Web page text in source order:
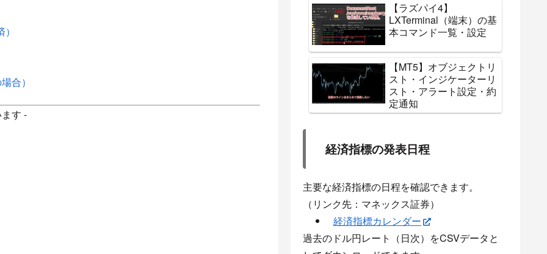
合）
す -
【ラズパイ4】
LXTerminal（端末）の基
本コマンド一覧・設定
【MT5】オブジェクトリ
スト・インジケーターリ
スト・アラート設定・約
定通知
経済指標の発表日程
主要な経済指標の日程を確認できます。
（リンク先：マネックス証券）
経済指標カレンダー
過去のドル円レート（日次）をCSVデータと